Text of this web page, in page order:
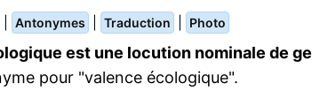
Antonymes Traduction Photo
est une locution nominale de
pour "valence écologique".